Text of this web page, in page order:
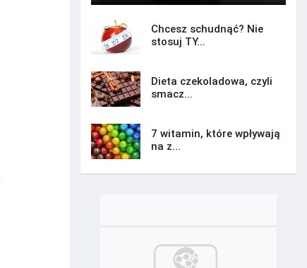
Chcesz schudnąć? Nie
stosuj TY...
Dieta czekoladowa, czyli
smacz...
7 witamin, które wpływają
na z...